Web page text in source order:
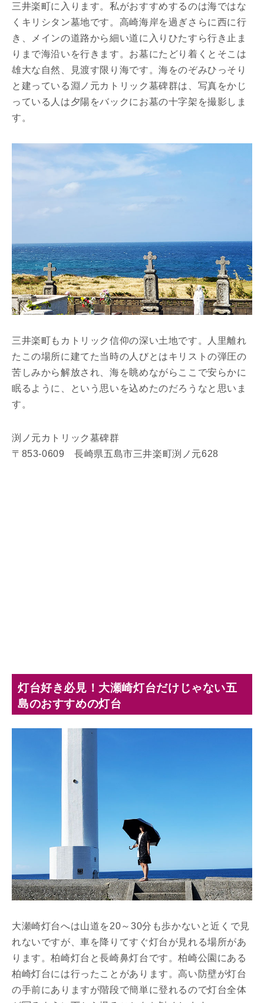
三井楽町に入ります。私がおすすめするのは海ではな
くキリシタン墓地です。高崎海岸を過ぎさらに西に行
き、メインの道路から細い道に入りひたすら行き止ま
りまで海沿いを行きます。お墓にたどり着くとそこは
雄大な自然、見渡す限り海です。海をのぞみひっそり
と建っている淵ノ元カトリック墓碑群は、写真をかじ
っている人は夕陽をバックにお墓の十字架を撮影しま
す。
三井楽町もカトリック信仰の深い土地です。人里離れ
たこの場所に建てた当時の人びとはキリストの弾圧の
苦しみから解放され、海を眺めながらここで安らかに
眠るように、という思いを込めたのだろうなと思いま
す。
渕ノ元カトリック墓碑群
〒853-0609 長崎県五島市三井楽町渕ノ元628
灯台好き必見！大瀬崎灯台だけじゃない五
島のおすすめの灯台
大瀬崎灯台へは山道を20～30分も歩かないと近くで見
れないですが、車を降りてすぐ灯台が見れる場所があ
ります。柏崎灯台と長崎鼻灯台です。柏崎公園にある
柏崎灯台には行ったことがあります。高い防壁が灯台
の手前にありますが階段で簡単に登れるので灯台全体